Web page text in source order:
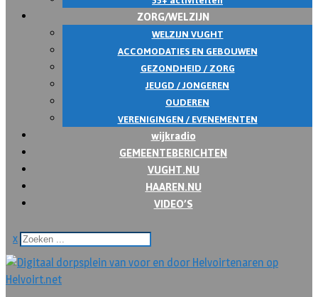
ZORG/WELZIJN
WELZIJN VUGHT
ACCOMODATIES EN GEBOUWEN
GEZONDHEID / ZORG
JEUGD / JONGEREN
OUDEREN
VERENIGINGEN / EVENEMENTEN
wijkradio
GEMEENTEBERICHTEN
VUGHT.NU
HAAREN.NU
VIDEO’S
x